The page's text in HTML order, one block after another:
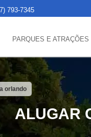
793-7345
PARQUES E ATRAÇÕES
orlando
ALUGAR